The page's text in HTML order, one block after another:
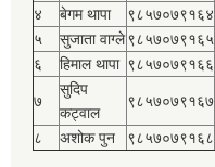
४ बेगम थापा ९८५७०७९१६४
५
सुजाता वाग्ले९८५७०७९१६५
६
हिमाल थापा ९८५७०७९१६६
७
सुदिप
कट्वाल
९८५७०७९१६७
८ अशोक पुन ९८५७०७९१६८